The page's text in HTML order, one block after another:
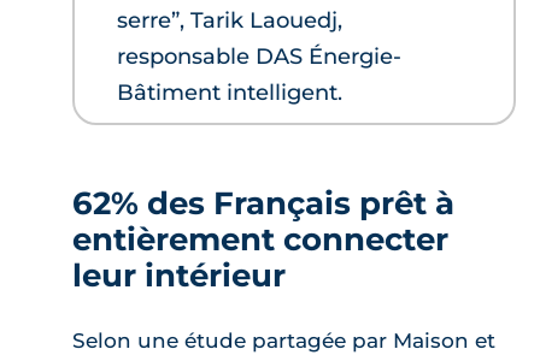
serre”, Tarik Laouedj,
responsable DAS Énergie-
Bâtiment intelligent.
62% des Français prêt à
entièrement connecter
leur intérieur
Selon une étude partagée par Maison et